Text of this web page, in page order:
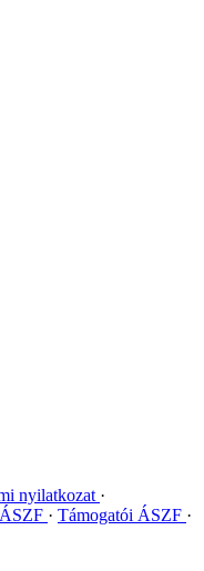
nyilatkozat
Támogatói ÁSZF